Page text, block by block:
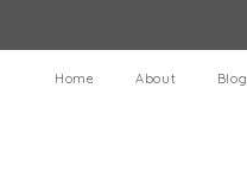
Home About Blog